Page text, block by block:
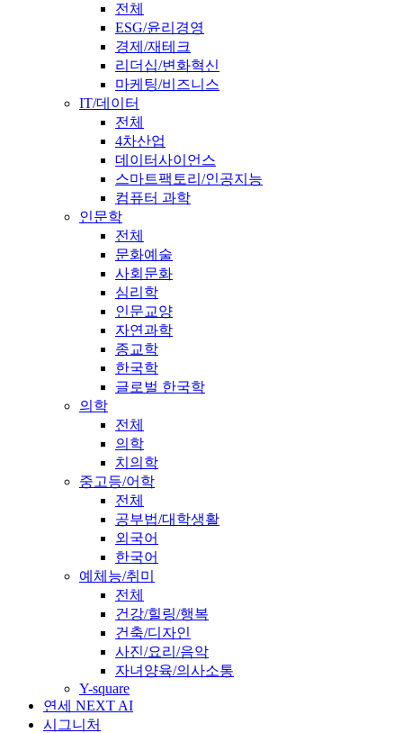
전체
ESG/윤리경영
경제/재테크
리더십/변화혁신
마케팅/비즈니스
IT/데이터
전체
4차산업
데이터사이언스
스마트팩토리/인공지능
컴퓨터 과학
인문학
전체
문화예술
사회문화
심리학
인문교양
자연과학
종교학
한국학
글로벌 한국학
의학
전체
의학
치의학
중고등/어학
전체
공부법/대학생활
외국어
한국어
예체능/취미
전체
건강/힐링/행복
건축/디자인
사진/요리/음악
자녀양육/의사소통
Y-square
연세 NEXT AI
시그니처